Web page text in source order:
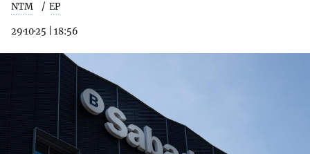
NTM EP
29·10·25 18:56